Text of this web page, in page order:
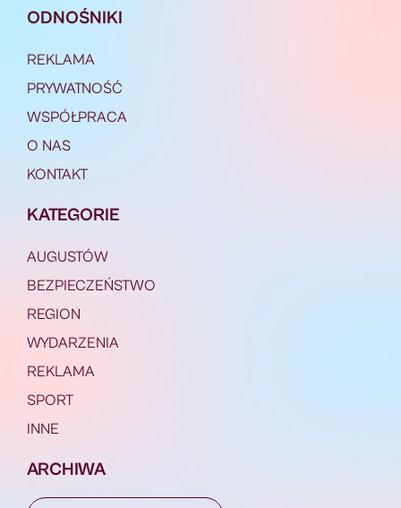
ODNOŚNIKI
REKLAMA
PRYWATNOŚĆ
WSPÓŁPRACA
O NAS
KONTAKT
KATEGORIE
AUGUSTÓW
BEZPIECZEŃSTWO
REGION
WYDARZENIA
REKLAMA
SPORT
INNE
ARCHIWA